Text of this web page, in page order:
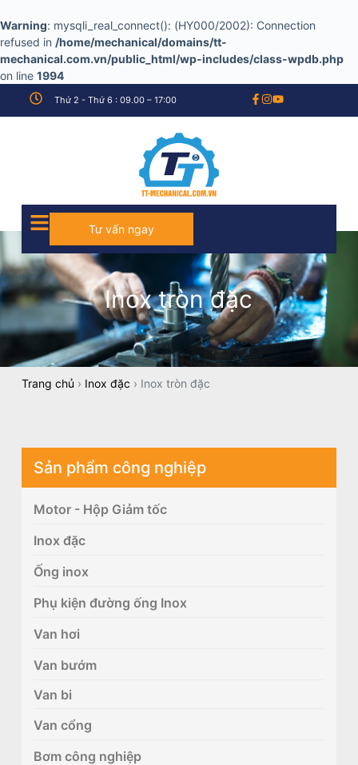
Warning: mysqli_real_connect(): (HY000/2002): Connection
refused in /home/mechanical/domains/tt-
mechanical.com.vn/public_html/wp-includes/class-wpdb.php
on line 1994
Thứ 2 - Thứ 6 : 09.00 – 17:00
Tư vấn ngay
Inox tròn đặc
Trang chủ › Inox đặc › Inox tròn đặc
Sản phẩm công nghiệp
Motor - Hộp Giảm tốc
Inox đặc
Ống inox
Phụ kiện đường ống Inox
Van hơi
Van bướm
Van bi
Van cổng
Bơm công nghiệp